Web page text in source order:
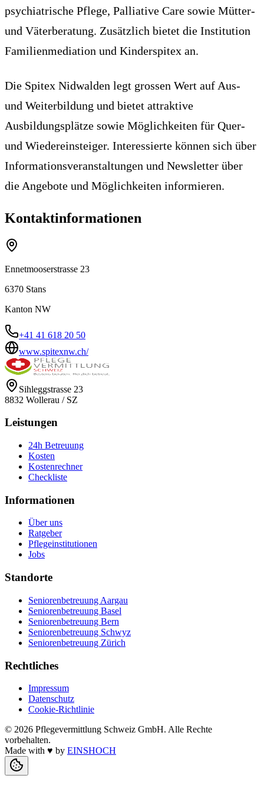
psychiatrische Pflege, Palliative Care sowie Mütter-
und Väterberatung. Zusätzlich bietet die Institution
Familienmediation und Kinderspitex an.
Die Spitex Nidwalden legt grossen Wert auf Aus-
und Weiterbildung und bietet attraktive
Ausbildungsplätze sowie Möglichkeiten für Quer-
und Wiedereinsteiger. Interessierte können sich über
Informationsveranstaltungen und Newsletter über
die Angebote und Möglichkeiten informieren.
Kontaktinformationen
Ennetmooserstrasse 23
6370 Stans
Kanton NW
+41 41 618 20 50
www.spitexnw.ch/
Sihleggstrasse 23
8832 Wollerau / SZ
Leistungen
24h Betreuung
Kosten
Kostenrechner
Checkliste
Informationen
Über uns
Ratgeber
Pflegeinstitutionen
Jobs
Standorte
Seniorenbetreuung Aargau
Seniorenbetreuung Basel
Seniorenbetreuung Bern
Seniorenbetreuung Schwyz
Seniorenbetreuung Zürich
Rechtliches
Impressum
Datenschutz
Cookie-Richtlinie
© 2026 Pflegevermittlung Schweiz GmbH. Alle Rechte
vorbehalten.
Made with ♥ by EINSHOCH